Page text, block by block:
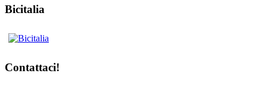
Bicitalia
Contattaci!